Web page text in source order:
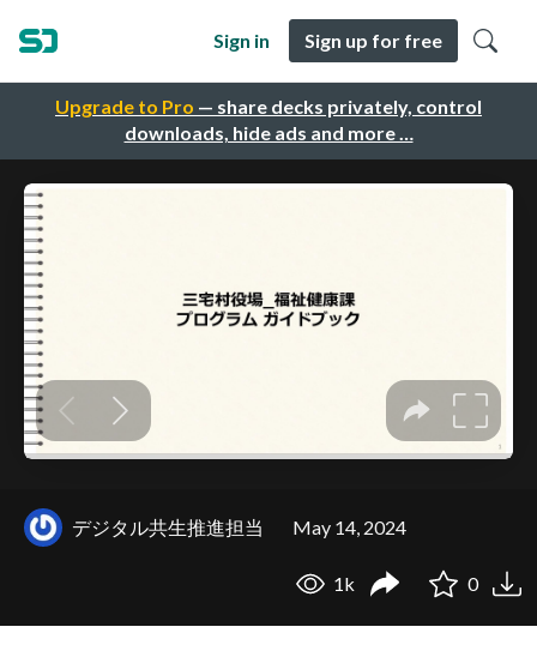
Upgrade to Pro — share decks privately, control
downloads, hide ads and more …
Sign in Sign up for free
デジタル共生推進担当 May 14, 2024
1k 0